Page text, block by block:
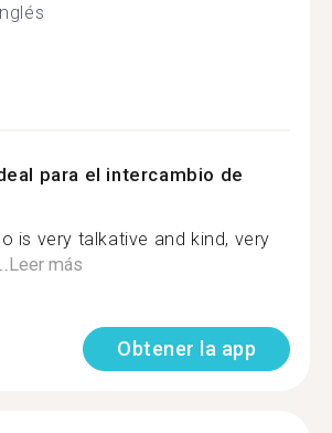
para el intercambio de
is very talkative and kind, very
Leer más
Obtener la app